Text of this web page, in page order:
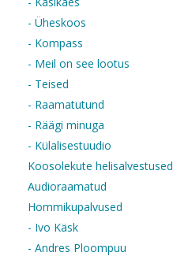
- Üheskoos
- Kompass
- Meil on see lootus
- Teised
- Raamatutund
- Räägi minuga
- Külalisestuudio
Koosolekute helisalvestused
Audioraamatud
Hommikupalvused
- Ivo Käsk
- Andres Ploompuu